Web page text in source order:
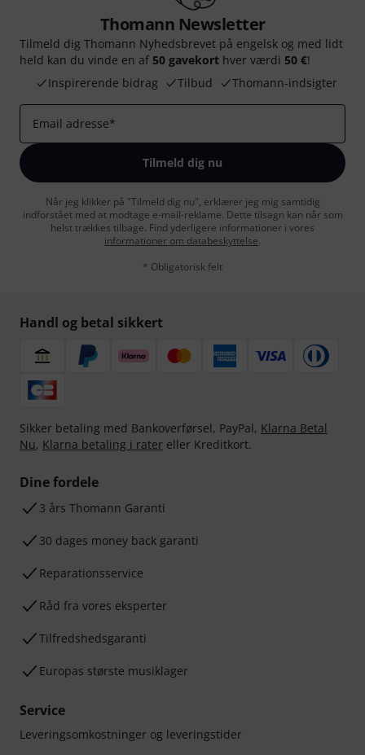
Thomann Newsletter
Tilmeld dig Thomann Nyhedsbrevet på engelsk og med lidt
held kan du vinde en af 50 gavekort hver værdi 50 €!
Inspirerende bidrag
Tilbud Thomann-indsigter
Email adresse*
Tilmeld dig nu
Når jeg klikker på "Tilmeld dig nu", erklærer jeg mig samtidig
indforstået med at modtage e-mail-reklame. Dette tilsagn kan når som
helst trækkes tilbage. Find yderligere informationer i vores
informationer om databeskyttelse.
* Obligatorisk felt
Handl og betal sikkert
Sikker betaling med Bankoverførsel, PayPal, Klarna Betal
Nu, Klarna betaling i rater eller Kreditkort.
Dine fordele
3 års Thomann Garanti
30 dages money back garanti
Reparationsservice
Råd fra vores eksperter
Tilfredshedsgaranti
Europas største musiklager
Service
Leveringsomkostninger og leveringstider